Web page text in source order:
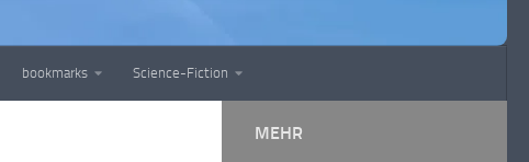
bookmarks Science-Fiction
MEHR